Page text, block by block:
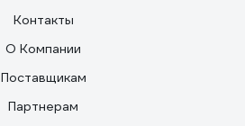
Контакты
О Компании
Поставщикам
Партнерам